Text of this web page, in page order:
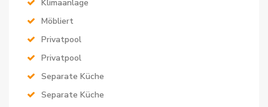
Klimaanlage
Möbliert
Privatpool
Privatpool
Separate Küche
Separate Küche